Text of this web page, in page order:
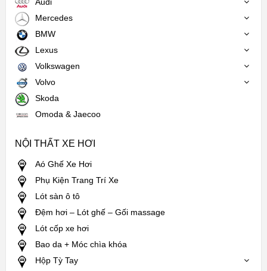
Audi
Mercedes
BMW
Lexus
Volkswagen
Volvo
Skoda
Omoda & Jaecoo
NỘI THẤT XE HƠI
Aó Ghế Xe Hơi
Phụ Kiện Trang Trí Xe
Lót sàn ô tô
Đệm hơi – Lót ghế – Gối massage
Lót cốp xe hơi
Bao da + Móc chìa khóa
Hộp Tỳ Tay